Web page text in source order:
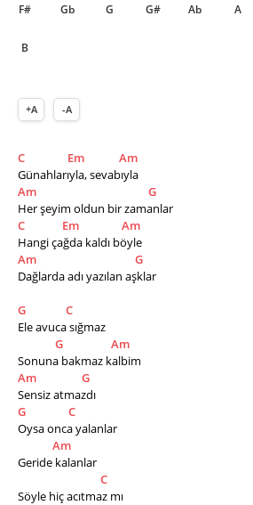
F# Gb G G# Ab A
B
+A -A
C Em
Am
Günahlarıyla, sevabıyla
Am
G
Her şeyim oldun bir zamanlar
C
Em
Am
Hangi çağda kaldı böyle
Am
G
Dağlarda adı yazılan aşklar
G
C
Ele avuca sığmaz
G
Am
Sonuna bakmaz kalbim
Am
G
Sensiz atmazdı
G
C
Oysa onca yalanlar
Am
Geride kalanlar
C
Söyle hiç acıtmaz mı